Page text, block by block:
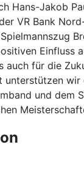
Hans-Jakob
VR Bank
Einfluss
auch für die
unterstützen wir
und dem